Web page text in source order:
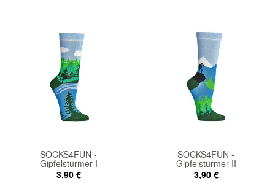
SOCKS4FUN -
Gipfelstürmer I
3,90 €
SOCKS4FUN -
Gipfelstürmer II
3,90 €